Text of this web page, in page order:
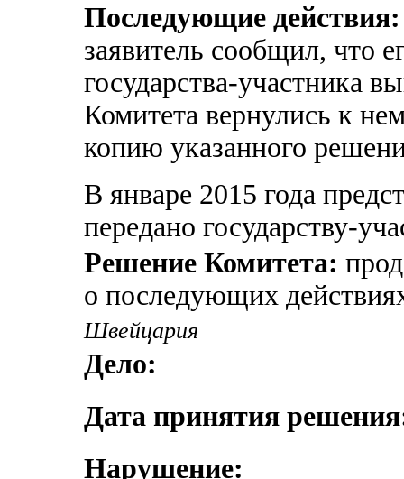
Последующие действия:
заявитель сообщил, что
государства-участника
Комитета вернулись к
копию указанного
В январе 2015 года
передано государству-
Решение Комитета:
о последующих
Швейцария
Дело:
Дата принятия
Нарушение: